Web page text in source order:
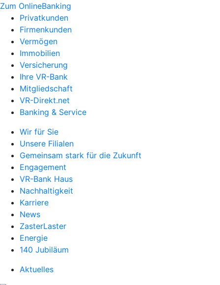
Zum OnlineBanking
Privatkunden
Firmenkunden
Vermögen
Immobilien
Versicherung
Ihre VR-Bank
Mitgliedschaft
VR-Direkt.net
Banking & Service
Wir für Sie
Unsere Filialen
Gemeinsam stark für die Zukunft
Engagement
VR-Bank Haus
Nachhaltigkeit
Karriere
News
ZasterLaster
Energie
140 Jubiläum
Aktuelles